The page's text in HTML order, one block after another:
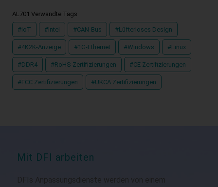
AL701 Verwandte Tags
#IoT #Intel #CAN-Bus #Lüfterloses Design
#4K2K-Anzeige #1G-Ethernet #Windows #Linux
#DDR4 #RoHS Zertifizierungen #CE Zertifizierungen
#FCC Zertifizierungen #UKCA Zertifizierungen
Mit DFI arbeiten
DFIs Anpassungsdienste werden von einem